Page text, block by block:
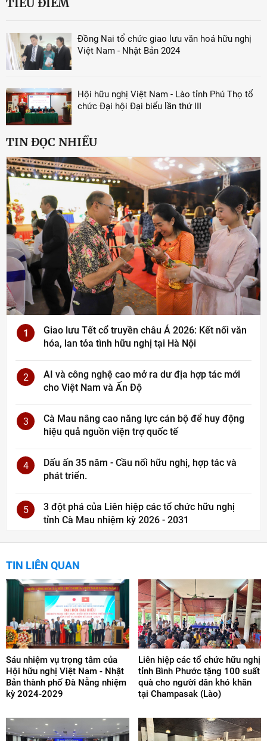
TIÊU ĐIỂM
Đồng Nai tổ chức giao lưu văn hoá hữu nghị
Việt Nam - Nhật Bản 2024
Hội hữu nghị Việt Nam - Lào tỉnh Phú Thọ tổ
chức Đại hội Đại biểu lần thứ III
TIN ĐỌC NHIỀU
1
Giao lưu Tết cổ truyền châu Á 2026: Kết nối văn
hóa, lan tỏa tình hữu nghị tại Hà Nội
2
AI và công nghệ cao mở ra dư địa hợp tác mới
cho Việt Nam và Ấn Độ
3
Cà Mau nâng cao năng lực cán bộ để huy động
hiệu quả nguồn viện trợ quốc tế
4
Dấu ấn 35 năm - Cầu nối hữu nghị, hợp tác và
phát triển.
5
3 đột phá của Liên hiệp các tổ chức hữu nghị
tỉnh Cà Mau nhiệm kỳ 2026 - 2031
TIN LIÊN QUAN
Sáu nhiệm vụ trọng tâm của
Hội hữu nghị Việt Nam - Nhật
Bản thành phố Đà Nẵng nhiệm
kỳ 2024-2029
Liên hiệp các tổ chức hữu nghị
tỉnh Bình Phước tặng 100 suất
quà cho người dân khó khăn
tại Champasak (Lào)